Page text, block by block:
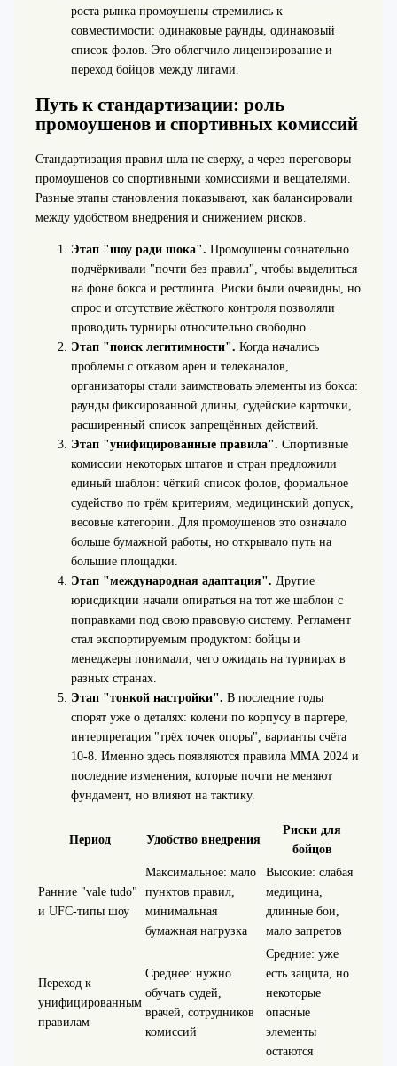
роста рынка промоушены стремились к
совместимости: одинаковые раунды, одинаковый
список фолов. Это облегчило лицензирование и
переход бойцов между лигами.
Путь к стандартизации: роль
промоушенов и спортивных комиссий
Стандартизация правил шла не сверху, а через переговоры
промоушенов со спортивными комиссиями и вещателями.
Разные этапы становления показывают, как балансировали
между удобством внедрения и снижением рисков.
Этап "шоу ради шока". Промоушены сознательно
подчёркивали "почти без правил", чтобы выделиться
на фоне бокса и рестлинга. Риски были очевидны, но
спрос и отсутствие жёсткого контроля позволяли
проводить турниры относительно свободно.
Этап "поиск легитимности". Когда начались
проблемы с отказом арен и телеканалов,
организаторы стали заимствовать элементы из бокса:
раунды фиксированной длины, судейские карточки,
расширенный список запрещённых действий.
Этап "унифицированные правила". Спортивные
комиссии некоторых штатов и стран предложили
единый шаблон: чёткий список фолов, формальное
судейство по трём критериям, медицинский допуск,
весовые категории. Для промоушенов это означало
больше бумажной работы, но открывало путь на
большие площадки.
Этап "международная адаптация". Другие
юрисдикции начали опираться на тот же шаблон с
поправками под свою правовую систему. Регламент
стал экспортируемым продуктом: бойцы и
менеджеры понимали, чего ожидать на турнирах в
разных странах.
Этап "тонкой настройки". В последние годы
спорят уже о деталях: колени по корпусу в партере,
интерпретация "трёх точек опоры", варианты счёта
10-8. Именно здесь появляются правила ММА 2024 и
последние изменения, которые почти не меняют
фундамент, но влияют на тактику.
Период Удобство внедрения
Риски для
бойцов
Ранние "vale tudo"
и UFC‑типы шоу
Максимальное: мало
пунктов правил,
минимальная
бумажная нагрузка
Высокие: слабая
медицина,
длинные бои,
мало запретов
Переход к
унифицированным
правилам
Среднее: нужно
обучать судей,
врачей, сотрудников
комиссий
Средние: уже
есть защита, но
некоторые
опасные
элементы
остаются